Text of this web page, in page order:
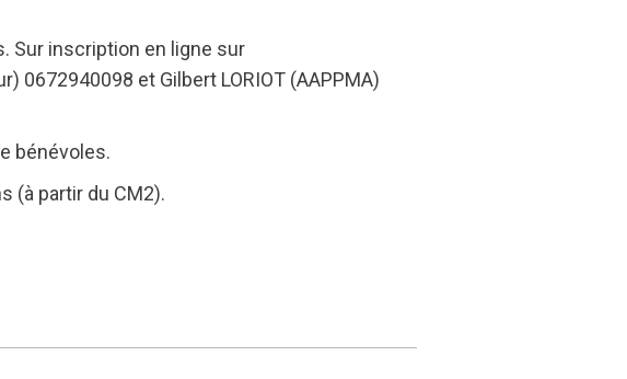
Sur inscription en ligne sur
0672940098 et Gilbert LORIOT (AAPPMA)
bénévoles.
(à partir du CM2).